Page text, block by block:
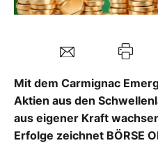
Mit dem Carmignac
Aktien aus den
aus eigener Kraft
Erfolge zeichnet BÖRSE